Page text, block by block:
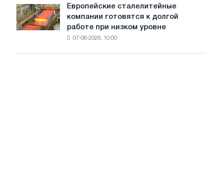
рынке
стали
сохранятся,
на
Европейские
сталелитейные
компании
Европейские сталелитейные
компании готовятся к долгой
работе при низком уровне
07-08-2026, 10:00